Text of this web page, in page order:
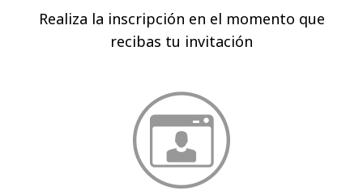
Realiza la inscripción en el momento que
recibas tu invitación